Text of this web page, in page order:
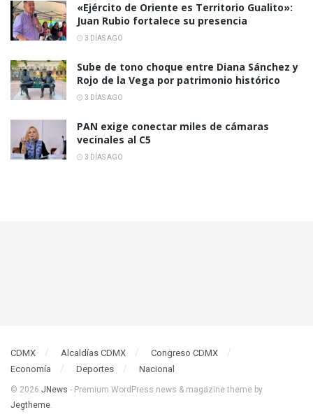
«Ejército de Oriente es Territorio Gualito»:
Juan Rubio fortalece su presencia
3 DÍAS AGO
Sube de tono choque entre Diana Sánchez y
Rojo de la Vega por patrimonio histórico
3 DÍAS AGO
PAN exige conectar miles de cámaras
vecinales al C5
3 DÍAS AGO
CDMX Alcaldías CDMX
Congreso CDMX
Economía
Deportes Nacional
© 2026 JNews - Premium WordPress news & magazine theme by
Jegtheme.